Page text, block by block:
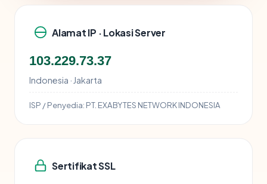
Alamat IP · Lokasi Server
103.229.73.37
Indonesia · Jakarta
ISP / Penyedia: PT. EXABYTES NETWORK INDONESIA
Sertifikat SSL